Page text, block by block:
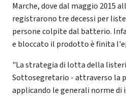
Marche, dove dal maggio 2015
registrarono tre decessi per
persone colpite dal batterio.
e bloccato il prodotto è finita
"La strategia di lotta della
Sottosegretario - attraverso la
applicando le generali norme di